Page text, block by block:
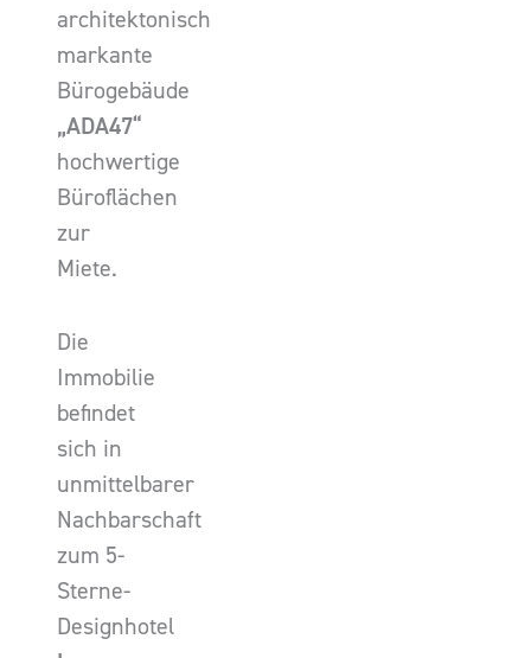
architektonisch
markante
Bürogebäude
„ADA47“
hochwertige
Büroflächen
zur
Miete.
Die
Immobilie
befindet
sich in
unmittelbarer
Nachbarschaft
zum 5-
Sterne-
Designhotel